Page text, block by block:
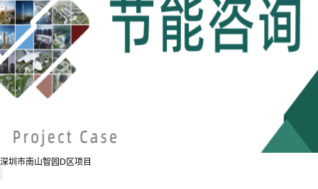
深圳市南山智园D区项目